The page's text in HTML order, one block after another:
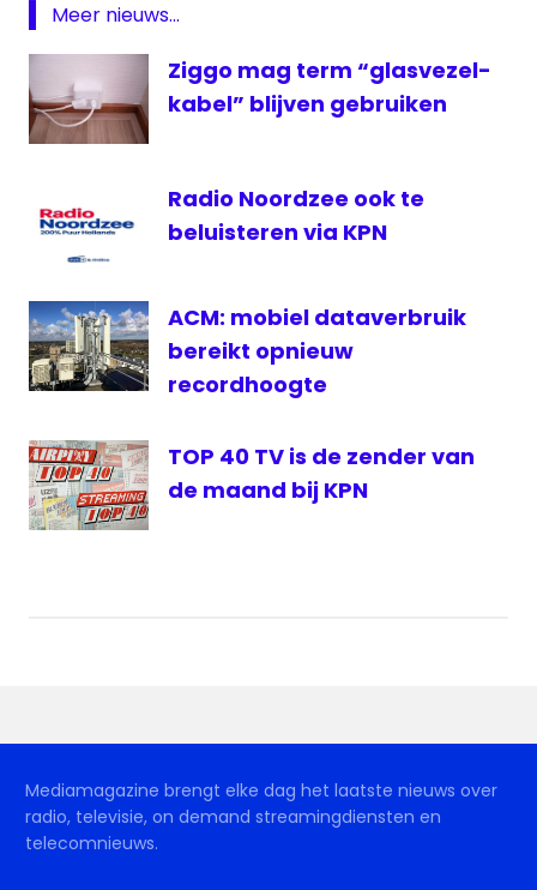
omroep
media
medianieuws
VRT
Meer nieuws...
Ziggo mag term “glasvezel-
kabel” blijven gebruiken
Radio Noordzee ook te
beluisteren via KPN
ACM: mobiel dataverbruik
bereikt opnieuw
recordhoogte
TOP 40 TV is de zender van
de maand bij KPN
Mediamagazine brengt elke dag het laatste nieuws over
radio, televisie, on demand streamingdiensten en
telecomnieuws.